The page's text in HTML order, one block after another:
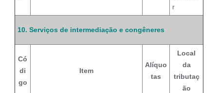
r
10. Serviços de intermediação e congêneres
Có
di
go
Item
Alíquo
tas
Local
da
tributaç
ão